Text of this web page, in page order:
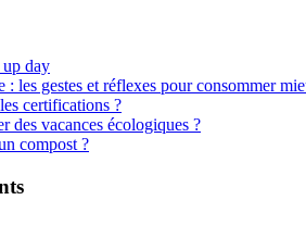
day
: les gestes et réflexes pour consommer
certifications ?
des vacances écologiques ?
compost ?